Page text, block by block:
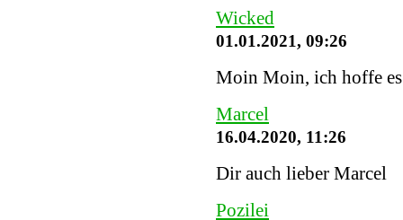
Wicked
01.01.2021, 09:26
Moin Moin, ich hoffe
Marcel
16.04.2020, 11:26
Dir auch lieber Marcel
Pozilei